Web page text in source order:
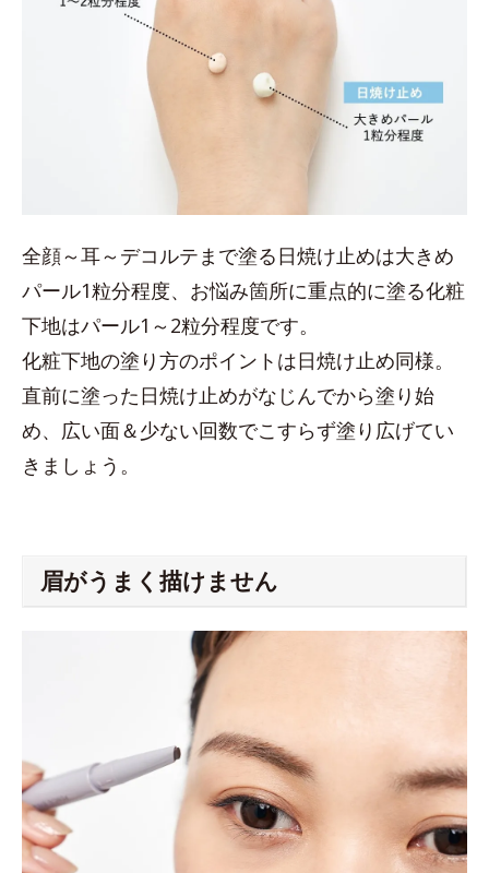
全顔～耳～デコルテまで塗る日焼け止めは大きめ
パール1粒分程度、お悩み箇所に重点的に塗る化粧
下地はパール1～2粒分程度です。
化粧下地の塗り方のポイントは日焼け止め同様。
直前に塗った日焼け止めがなじんでから塗り始
め、広い面＆少ない回数でこすらず塗り広げてい
きましょう。
眉がうまく描けません